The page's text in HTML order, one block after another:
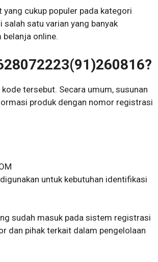
yang cukup populer pada kategori
satu varian yang banyak
online.
tersebut. Secara umum, susunan
produk dengan nomor registrasi
untuk kebutuhan identifikasi
sudah masuk pada sistem registrasi
dan pihak terkait dalam pengelolaan